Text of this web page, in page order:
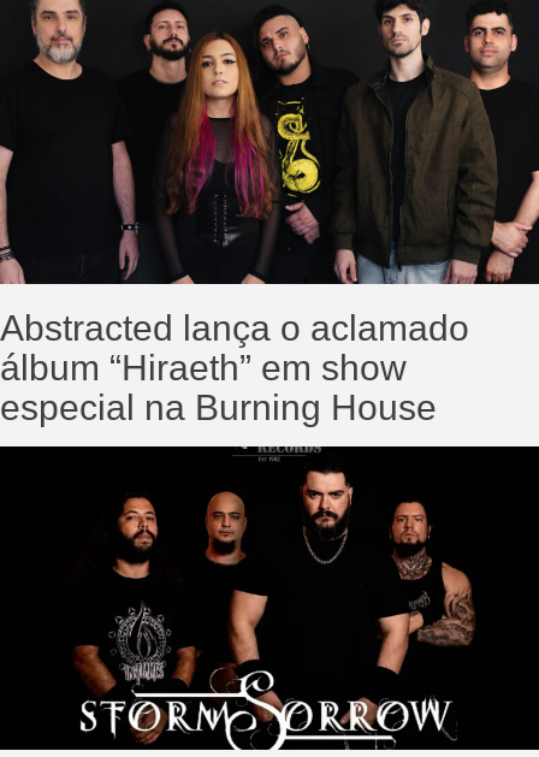
Abstracted lança o aclamado
álbum “Hiraeth” em show
especial na Burning House